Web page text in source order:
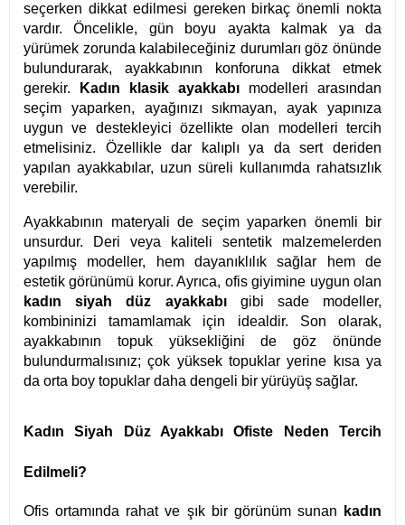
seçerken dikkat edilmesi gereken birkaç önemli nokta
vardır. Öncelikle, gün boyu ayakta kalmak ya da
yürümek zorunda kalabileceğiniz durumları göz önünde
bulundurarak, ayakkabının konforuna dikkat etmek
gerekir.
Kadın klasik ayakkabı modelleri arasından
seçim yaparken, ayağınızı sıkmayan, ayak yapınıza
uygun ve destekleyici özellikte olan modelleri tercih
etmelisiniz. Özellikle dar kalıplı ya da sert deriden
yapılan ayakkabılar, uzun süreli kullanımda rahatsızlık
verebilir.
Ayakkabının materyali de seçim yaparken önemli bir
unsurdur. Deri veya kaliteli sentetik malzemelerden
yapılmış modeller, hem dayanıklılık sağlar hem de
estetik görünümü korur. Ayrıca, ofis giyimine uygun olan
kadın siyah düz ayakkabı gibi sade modeller,
kombininizi tamamlamak için idealdir. Son olarak,
ayakkabının topuk yüksekliğini de göz önünde
bulundurmalısınız; çok yüksek topuklar yerine kısa ya
da orta boy topuklar daha dengeli bir yürüyüş sağlar.
Kadın Siyah Düz Ayakkabı Ofiste Neden Tercih
Edilmeli?
Ofis ortamında rahat ve şık bir görünüm sunan
kadın